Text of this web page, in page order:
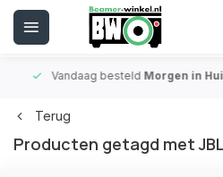
Vandaag besteldMorgen in Huis*
Terug
Producten getagd met